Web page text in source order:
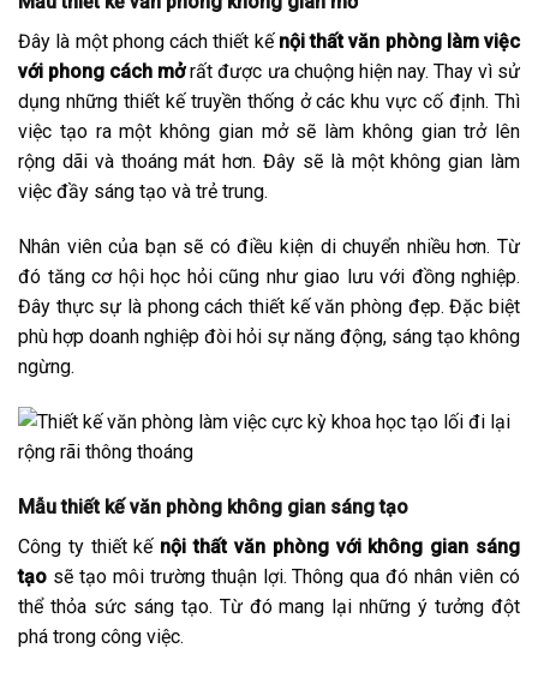
Đây là một phong cách thiết kế nội thất văn phòng làm việc
với phong cách mởrất được ưa chuộng hiện nay. Thay vì sử
dụng những thiết kế truyền thống ở các khu vực cố định. Thì
việc tạo ra một không gian mở sẽ làm không gian trở lên
rộng dãi và thoáng mát hơn. Đây sẽ là một không gian làm
việc đầy sáng tạo và trẻ trung.
Nhân viên của bạn sẽ có điều kiện di chuyển nhiều hơn. Từ
đó tăng cơ hội học hỏi cũng như giao lưu với đồng nghiệp.
Đây thực sự là phong cách thiết kế văn phòng đẹp. Đặc biệt
phù hợp doanh nghiệp đòi hỏi sự năng động, sáng tạo không
ngừng.
Mẫu thiết kế văn phòng không gian sáng tạo
Công ty thiết kế nội thất văn phòng với không gian sáng
tạo sẽ tạo môi trường thuận lợi. Thông qua đó nhân viên có
thể thỏa sức sáng tạo. Từ đó mang lại những ý tưởng đột
phá trong công việc.